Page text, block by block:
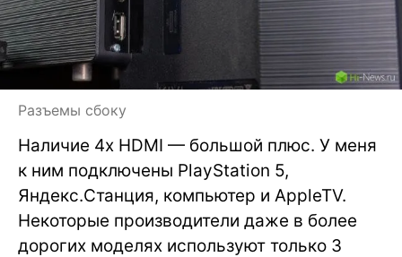
Разъемы сбоку
Наличие 4х HDMI — большой плюс. У меня
к ним подключены PlayStation 5,
Яндекс.Станция, компьютер и AppleTV.
Некоторые производители даже в более
дорогих моделях используют только 3